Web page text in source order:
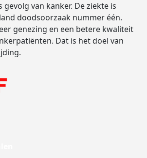
gevolg van kanker. De ziekte is
doodsoorzaak nummer één.
genezing en een betere kwaliteit
Dat is het doel van